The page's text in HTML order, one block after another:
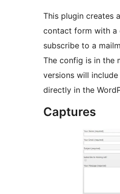
This plugin creates
contact form with a
subscribe to a
The config is in the
versions will
directly in the
Captures